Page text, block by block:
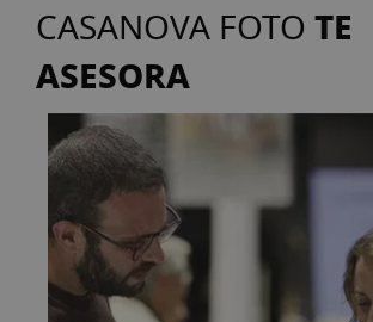
CASANOVA FOTO TE
ASESORA